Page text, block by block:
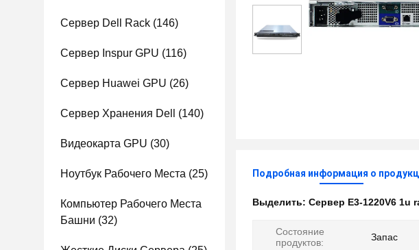
Сервер Dell Rack (146)
Сервер Inspur GPU (116)
Сервер Huawei GPU (26)
Сервер Хранения Dell (140)
Видеокарта GPU (30)
Ноутбук Рабочего Места (25)
Компьютер Рабочего Места
Башни (32)
Подробная информация о
Выделить: Сервер E3-1220V6 1u
Состояние
продуктов:
Запас